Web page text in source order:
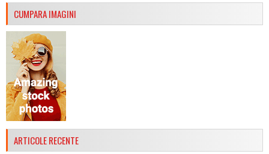
CUMPARA IMAGINI
ARTICOLE RECENTE